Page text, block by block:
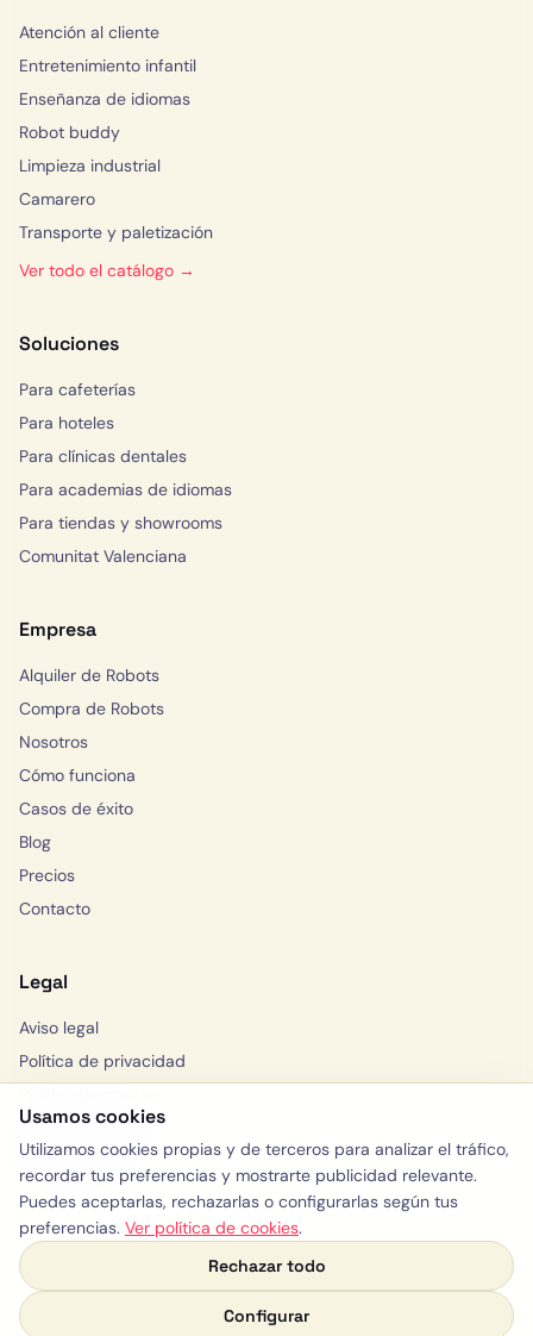
Usamos cookies
Utilizamos cookies propias y de terceros para analizar el tráfico,
recordar tus preferencias y mostrarte publicidad relevante.
Puedes aceptarlas, rechazarlas o configurarlas según tus
preferencias. Ver política de cookies.
Rechazar todo
Configurar
Atención al cliente
Entretenimiento infantil
Enseñanza de idiomas
Robot buddy
Limpieza industrial
Camarero
Transporte y paletización
Ver todo el catálogo →
Soluciones
Para cafeterías
Para hoteles
Para clínicas dentales
Para academias de idiomas
Para tiendas y showrooms
Comunitat Valenciana
Empresa
Alquiler de Robots
Compra de Robots
Nosotros
Cómo funciona
Casos de éxito
Blog
Precios
Contacto
Legal
Aviso legal
Política de privacidad
Solicitar consulta
WhatsApp
© 2026 Yelloway · España, Valencia